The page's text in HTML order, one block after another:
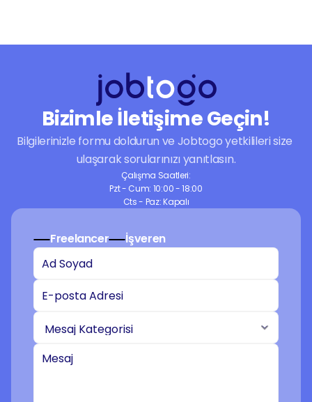
sahip olmak için doğru adrestesiniz. Hemen
sınırsız olanakları markanızın başarısı için
kullanmaya başlayın.
Bizimle İletişime Geçin!
Bilgilerinizle formu doldurun ve Jobtogo yetkilileri size
ulaşarak sorularınızı yanıtlasın.
Çalışma Saatleri:
Pzt - Cum: 10:00 - 18:00
Cts - Paz: Kapalı
Freelancer İşveren